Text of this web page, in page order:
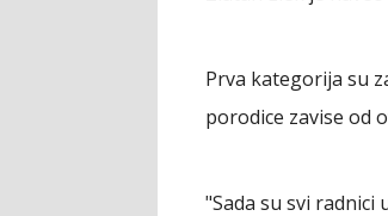
Prva kategorija su
porodice zavise od
"Sada su svi